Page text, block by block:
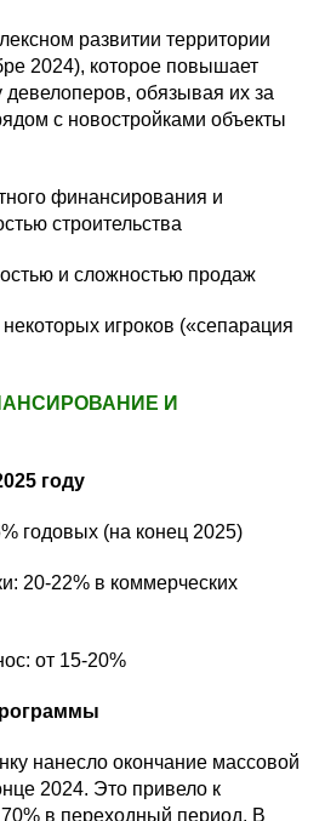
развитии территории
2024), которое повышает
обязывая их за
с новостройками объекты
финансирования и
строительства
и сложностью продаж
некоторых игроков («сепарация
И
году
годовых (на конец 2025)
20-22% в коммерческих
от 15-20%
нанесло окончание массовой
2024. Это привело к
в переходный период. В